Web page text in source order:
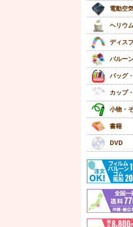
電動空
ヘリウ
ディス
バルー
バッグ
カップ
小物・
書籍
DVD